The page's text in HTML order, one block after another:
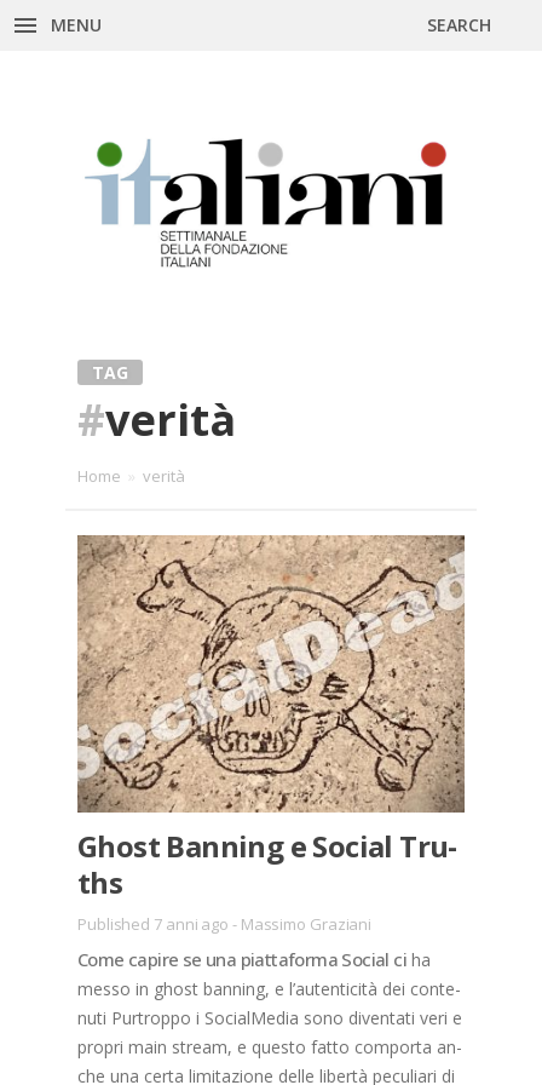
MENU SEARCH
TAG
#verità
Home » verità
Gho­st Ban­ning e So­cial Tru­
ths
Published 7 anni ago - Massimo Graziani
Come ca­pi­re se una piat­ta­for­ma So­cial ci ha
mes­so in gho­st ban­ning, e l’au­ten­ti­ci­tà dei con­te­
nu­ti Pur­trop­po i So­cial­Me­dia sono di­ven­ta­ti veri e
pro­pri main stream, e que­sto fat­to com­por­ta an­
che una cer­ta li­mi­ta­zio­ne del­le li­ber­tà pe­cu­lia­ri di